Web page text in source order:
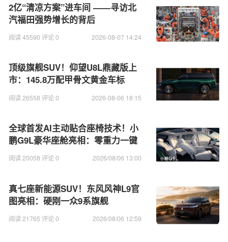
2亿“清凉方案”进车间 ——寻访北
汽福田强势增长的背后
阅读 45590 评论 0 2026-08-07 14:24
顶级旗舰SUV！仰望U8L鼎藏版上
市：145.8万配甲骨文黄金车标
阅读 26558 评论 0 2026-08-06 18:15
全球首发AI主动贴合座椅技术！小
鹏G9L豪华座舱亮相：零重力一键
成床
阅读 20058 评论 0 2026/08/06 13:00
真七座新能源SUV！东风风神L9官
图亮相：硬刚一众9系旗舰
阅读 21765 评论 0 2026/08/06 12:59